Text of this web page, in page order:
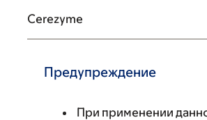
Cerezyme
Предупреждение
При применении